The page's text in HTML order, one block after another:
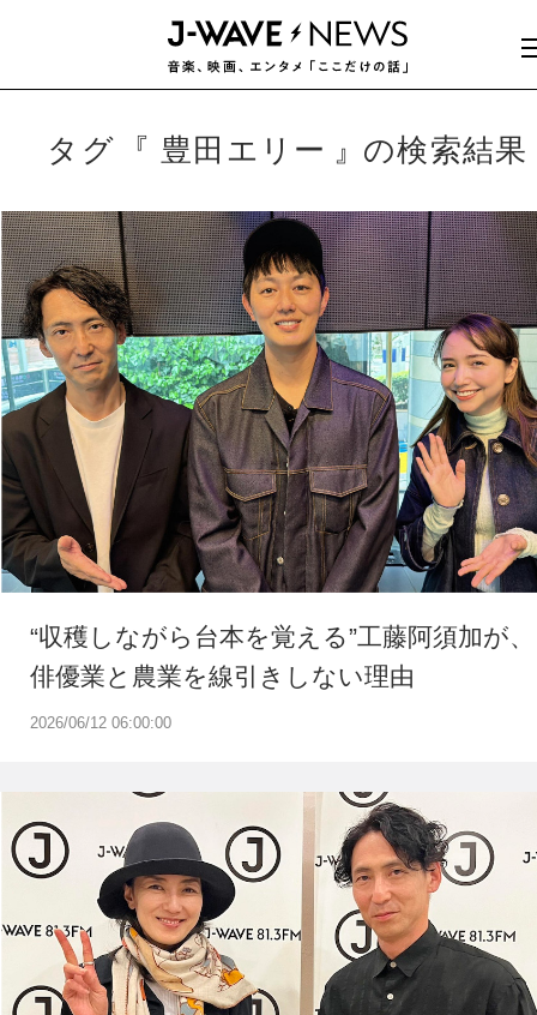
タグ 豊田エリー の検索結果
2026/06/12 06:00:00
“収穫しながら台本を覚える”工藤阿須加が、
俳優業と農業を線引きしない理由